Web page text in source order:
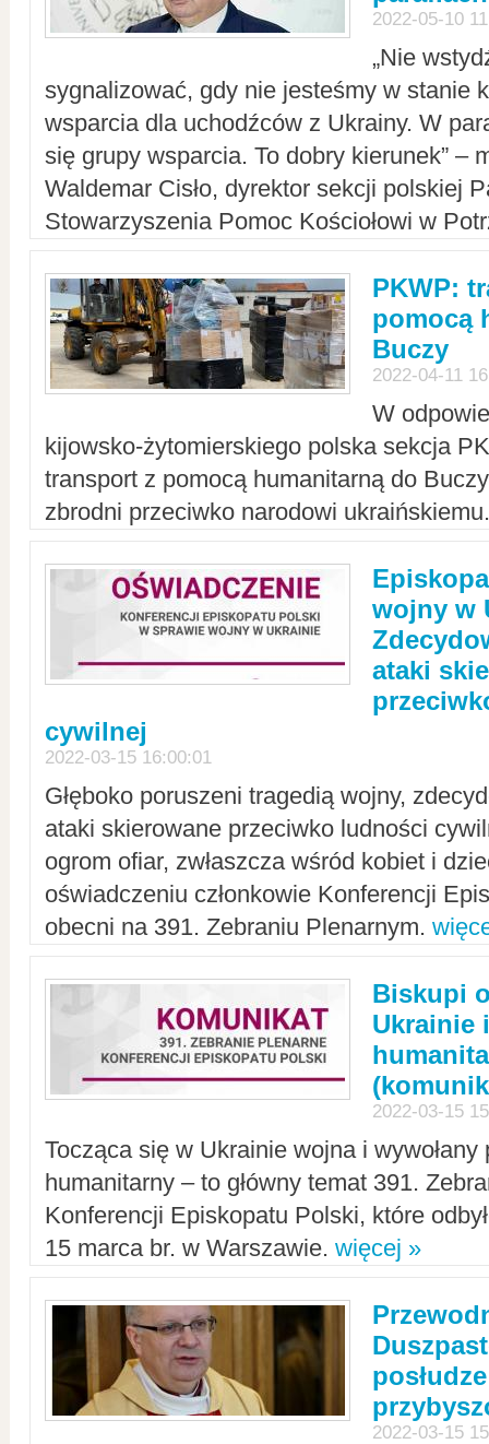
2022-05-10
„Nie
sygnalizować, gdy nie jesteśmy w stanie
wsparcia dla uchodźców z Ukrainy. W
się grupy wsparcia. To dobry kierunek” –
Waldemar Cisło, dyrektor sekcji polskiej
Stowarzyszenia Pomoc Kościołowi w
PKWP:
pomocą
Buczy
2022-04-11
W
kijowsko-żytomierskiego polska sekcja
transport z pomocą humanitarną do
zbrodni przeciwko narodowi
wojny w
ataki
cywilnej
2022-03-15 16:00:01
Głęboko poruszeni tragedią wojny,
ataki skierowane przeciwko ludności
ogrom ofiar, zwłaszcza wśród kobiet i
oświadczeniu członkowie Konferencji
obecni na 391. Zebraniu Plenarnym.
Biskupi
Ukrainie
2022-03-15
Tocząca się w Ukrainie wojna i
humanitarny – to główny temat 391.
Konferencji Episkopatu Polski, które
15 marca br. w Warszawie. więcej »
2022-03-15